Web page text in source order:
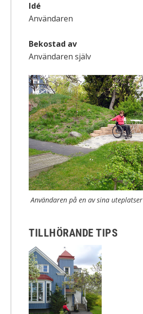
Idé
Användaren
Bekostad av
Användaren själv
Användaren på en av sina uteplatser
TILLHÖRANDE TIPS